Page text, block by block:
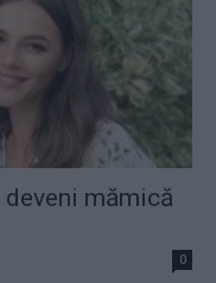
deveni mămică
0